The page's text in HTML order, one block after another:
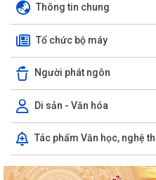
Thông tin chung
Tổ chức bộ máy
Người phát ngôn
Di sản - Văn hóa
Tác phẩm Văn học, nghệ